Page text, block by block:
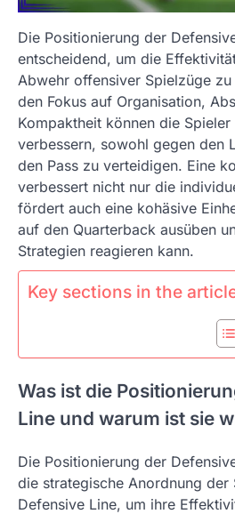
Die Positionierung der
entscheidend, um die
Abwehr offensiver Spielzüge
den Fokus auf Organisation,
Kompaktheit können die
verbessern, sowohl gegen den
den Pass zu verteidigen. Eine
verbessert nicht nur die
fördert auch eine kohäsive
auf den Quarterback ausüben
Strategien reagieren kann.
Key sections in the
Was ist die
Line und warum ist sie
Die Positionierung der
die strategische Anordnung der
Defensive Line, um ihre